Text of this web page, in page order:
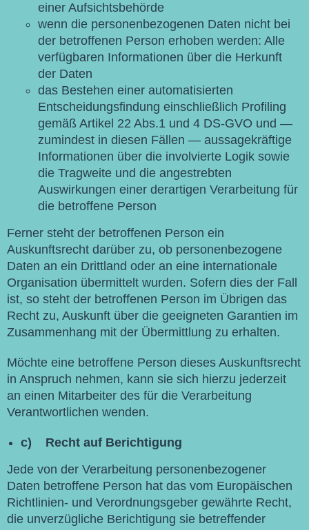
einer Aufsichtsbehörde
wenn die personenbezogenen Daten nicht bei
der betroffenen Person erhoben werden: Alle
verfügbaren Informationen über die Herkunft
der Daten
das Bestehen einer automatisierten
Entscheidungsfindung einschließlich Profiling
gemäß Artikel 22 Abs.1 und 4 DS-GVO und —
zumindest in diesen Fällen — aussagekräftige
Informationen über die involvierte Logik sowie
die Tragweite und die angestrebten
Auswirkungen einer derartigen Verarbeitung für
die betroffene Person
Ferner steht der betroffenen Person ein
Auskunftsrecht darüber zu, ob personenbezogene
Daten an ein Drittland oder an eine internationale
Organisation übermittelt wurden. Sofern dies der Fall
ist, so steht der betroffenen Person im Übrigen das
Recht zu, Auskunft über die geeigneten Garantien im
Zusammenhang mit der Übermittlung zu erhalten.
Möchte eine betroffene Person dieses Auskunftsrecht
in Anspruch nehmen, kann sie sich hierzu jederzeit
an einen Mitarbeiter des für die Verarbeitung
Verantwortlichen wenden.
c) Recht auf Berichtigung
Jede von der Verarbeitung personenbezogener
Daten betroffene Person hat das vom Europäischen
Richtlinien- und Verordnungsgeber gewährte Recht,
die unverzügliche Berichtigung sie betreffender